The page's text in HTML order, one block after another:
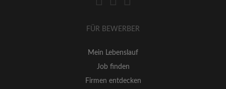
FÜR BEWERBER
Mein Lebenslauf
Job finden
Firmen entdecken